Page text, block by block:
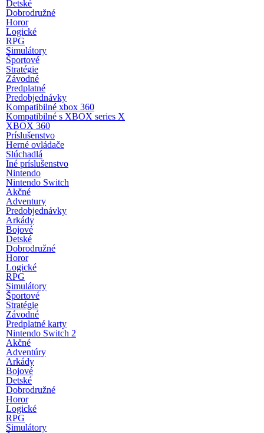
Detské
Dobrodružné
Horor
Logické
RPG
Simulátory
Športové
Stratégie
Závodné
Predplatné
Predobjednávky
Kompatibilné xbox 360
Kompatibilné s XBOX series X
XBOX 360
Príslušenstvo
Herné ovládače
Slúchadlá
Iné príslušenstvo
Nintendo
Nintendo Switch
Akčné
Adventury
Predobjednávky
Arkády
Bojové
Detské
Dobrodružné
Horor
Logické
RPG
Simulátory
Športové
Stratégie
Závodné
Predplatné karty
Nintendo Switch 2
Akčné
Adventúry
Arkády
Bojové
Detské
Dobrodružné
Horor
Logické
RPG
Simulátory